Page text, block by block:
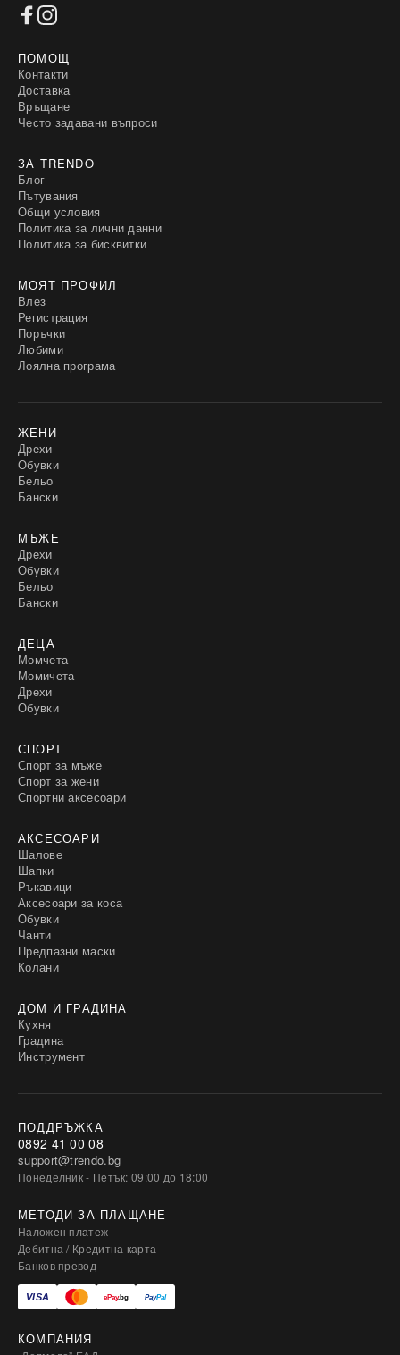
ПОМОЩ
Контакти
Доставка
Връщане
Често задавани въпроси
ЗА TRENDO
Блог
Пътувания
Общи условия
Политика за лични данни
Политика за бисквитки
МОЯТ ПРОФИЛ
Влез
Регистрация
Поръчки
Любими
Лоялна програма
ЖЕНИ
Дрехи
Обувки
Бельо
Бански
МЪЖЕ
Дрехи
Обувки
Бельо
Бански
ДЕЦА
Момчета
Момичета
Дрехи
Обувки
СПОРТ
Спорт за мъже
Спорт за жени
Спортни аксесоари
АКСЕСОАРИ
Шалове
Шапки
Ръкавици
Аксесоари за коса
Обувки
Чанти
Предпазни маски
Колани
ДОМ И ГРАДИНА
Кухня
Градина
Инструмент
ПОДДРЪЖКА
0892 41 00 08
support@trendo.bg
Понеделник - Петък: 09:00 до 18:00
МЕТОДИ ЗА ПЛАЩАНЕ
Наложен платеж
Дебитна / Кредитна карта
Банков превод
КОМПАНИЯ